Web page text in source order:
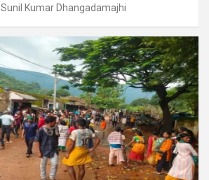
Sunil Kumar Dhangadamajhi